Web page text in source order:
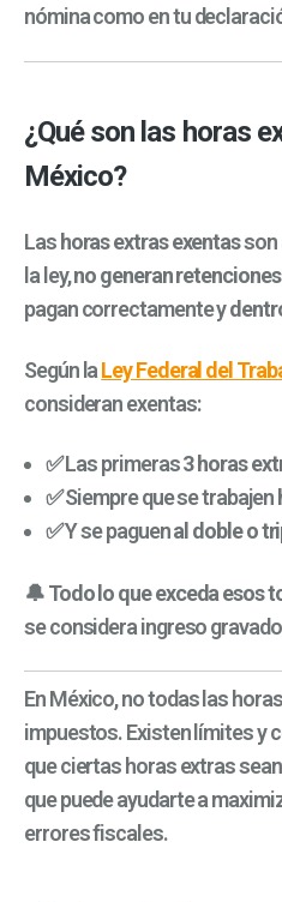
nómina como en tu
¿Qué son las horas
México?
Las horas extras exentasson
la ley,no generan
pagan correctamente y
Según laLey Federal del
consideran exentas:
✅ Las primeras3 horas
✅ Siempre que se trabajen
✅ Y se paguenal doble o
🔔Todo lo que exceda esos
se considera ingreso
En México, no todas las
impuestos. Existen límites y
que ciertas horas extras
que puede ayudarte a
errores fiscales.